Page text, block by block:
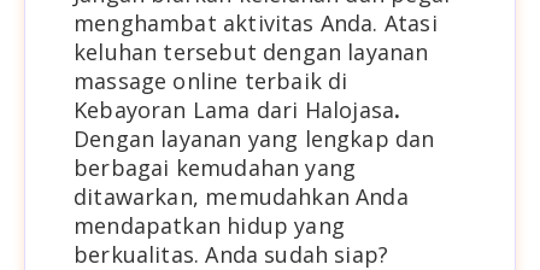
menghambat aktivitas Anda. Atasi
keluhan tersebut dengan layanan
massage online terbaik di
Kebayoran Lama dari Halojasa.
Dengan layanan yang lengkap dan
berbagai kemudahan yang
ditawarkan, memudahkan Anda
mendapatkan hidup yang
berkualitas. Anda sudah siap?